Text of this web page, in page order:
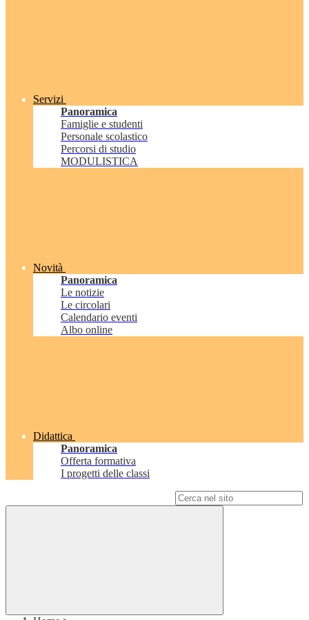
Servizi
Panoramica
Famiglie e studenti
Personale scolastico
Percorsi di studio
MODULISTICA
Novità
Panoramica
Le notizie
Le circolari
Calendario eventi
Albo online
Didattica
Panoramica
Offerta formativa
I progetti delle classi